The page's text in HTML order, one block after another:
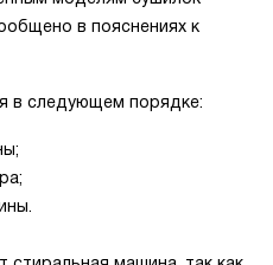
в пояснениях к
в следующем порядке: